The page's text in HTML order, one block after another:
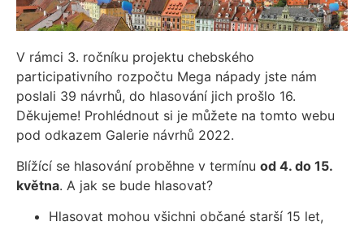
V rámci 3. ročníku projektu chebského
participativního rozpočtu Mega nápady jste nám
poslali 39 návrhů, do hlasování jich prošlo 16.
Děkujeme! Prohlédnout si je můžete na tomto webu
pod odkazem Galerie návrhů 2022.
Blížící se hlasování proběhne v termínu od 4. do 15.
května. A jak se bude hlasovat?
Hlasovat mohou všichni občané starší 15 let,